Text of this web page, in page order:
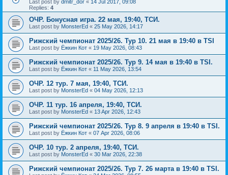
Last post by dmitr_dor « 14 Jul 2017, 09:08
Replies: 4
ОЧР. Бонусная игра. 22 мая, 19:40, ТСИ.
Last post by MonsterEd « 25 May 2026, 14:17
Рижский чемпионат 2025/26. Тур 10. 21 мая в 19:40 в TSI
Last post by Ёжкин Кот « 19 May 2026, 08:43
Рижский чемпионат 2025/26. Тур 9. 14 мая в 19:40 в TSI.
Last post by Ёжкин Кот « 11 May 2026, 13:54
ОЧР. 12 тур. 7 мая, 19:40, ТСИ.
Last post by MonsterEd « 04 May 2026, 12:13
ОЧР. 11 тур. 16 апреля, 19:40, ТСИ.
Last post by MonsterEd « 13 Apr 2026, 12:43
Рижский чемпионат 2025/26. Тур 8. 9 апреля в 19:40 в TSI.
Last post by Ёжкин Кот « 07 Apr 2026, 08:06
ОЧР. 10 тур. 2 апреля, 19:40, ТСИ.
Last post by MonsterEd « 30 Mar 2026, 22:38
Рижский чемпионат 2025/26. Тур 7. 26 марта в 19:40 в TSI.